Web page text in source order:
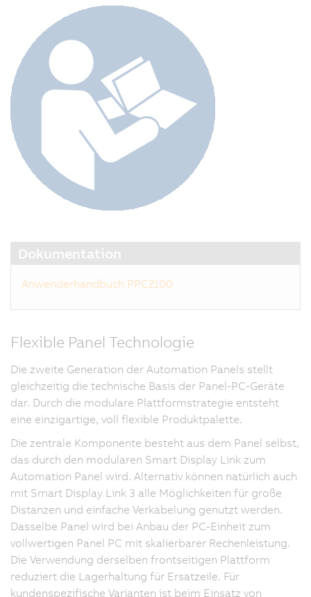
Dokumentation
Anwenderhandbuch PPC2100
Flexible Panel Technologie
Die zweite Generation der Automation Panels stellt
gleichzeitig die technische Basis der Panel-PC-Geräte
dar. Durch die modulare Plattformstrategie entsteht
eine einzigartige, voll flexible Produktpalette.
Die zentrale Komponente besteht aus dem Panel selbst,
das durch den modularen Smart Display Link zum
Automation Panel wird. Alternativ können natürlich auch
mit Smart Display Link 3 alle Möglichkeiten für große
Distanzen und einfache Verkabelung genutzt werden.
Dasselbe Panel wird bei Anbau der PC-Einheit zum
vollwertigen Panel PC mit skalierbarer Rechenleistung.
Die Verwendung derselben frontseitigen Plattform
reduziert die Lagerhaltung für Ersatzeile. Für
kundenspezifische Varianten ist beim Einsatz von